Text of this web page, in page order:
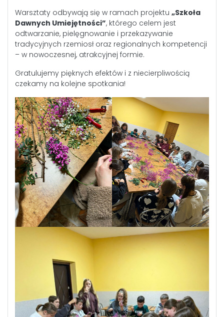
Warsztaty odbywają się w ramach projektu „Szkoła
Dawnych Umiejętności”, którego celem jest
odtwarzanie, pielęgnowanie i przekazywanie
tradycyjnych rzemiosł oraz regionalnych kompetencji
– w nowoczesnej, atrakcyjnej formie.
Gratulujemy pięknych efektów i z niecierpliwością
czekamy na kolejne spotkania!